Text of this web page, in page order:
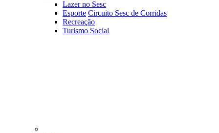
Lazer no Sesc
Esporte Circuito Sesc de Corridas
Recreação
Turismo Social